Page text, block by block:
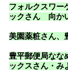
フォルクスワー
ックさん 向か
美園薬粧さん
豊平郵便局なな
ックスさん・